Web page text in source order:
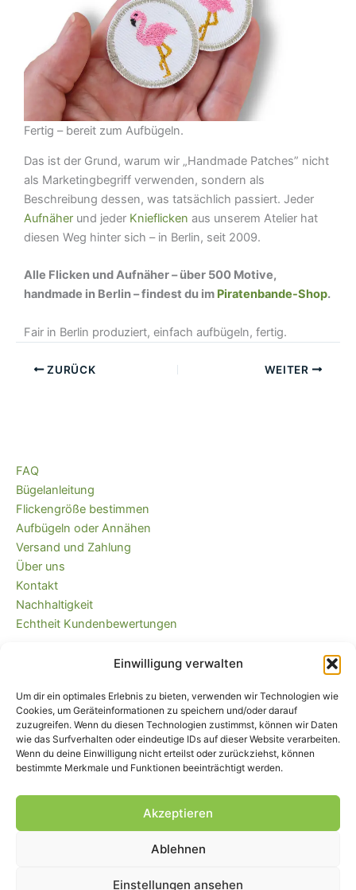
Einwilligung verwalten
Um dir ein optimales Erlebnis zu bieten, verwenden wir Technologien wie
Cookies, um Geräteinformationen zu speichern und/oder darauf
zuzugreifen. Wenn du diesen Technologien zustimmst, können wir Daten
wie das Surfverhalten oder eindeutige IDs auf dieser Website verarbeiten.
Wenn du deine Einwilligung nicht erteilst oder zurückziehst, können
bestimmte Merkmale und Funktionen beeinträchtigt werden.
Akzeptieren
Ablehnen
Einstellungen ansehen
Fertig – bereit zum Aufbügeln.
Das ist der Grund, warum wir „Handmade Patches” nicht
als Marketingbegriff verwenden, sondern als
Beschreibung dessen, was tatsächlich passiert. Jeder
Aufnäher und jeder Knieflicken aus unserem Atelier hat
diesen Weg hinter sich – in Berlin, seit 2009.
Alle Flicken und Aufnäher – über 500 Motive,
handmade in Berlin – findest du im Piratenbande-Shop.
Fair in Berlin produziert, einfach aufbügeln, fertig.
ZURÜCK WEITER
FAQ
Bügelanleitung
Flickengröße bestimmen
Aufbügeln oder Annähen
Versand und Zahlung
Über uns
Kontakt
Nachhaltigkeit
Echtheit Kundenbewertungen
Kaufvertrag widerrufen
Versandkostenfrei ab 35 EUR (DE) und
immer plastikfrei verpackt!
Widerrufsbelehrung und -formular
© Piratenbande - Hosenflicken, Knieflicken, Bügelflicken, 2026